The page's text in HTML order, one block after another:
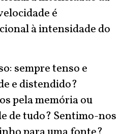
é
à intensidade do
sempre tenso e
e distendido?
pela memória ou
de tudo? Sentimo-nos